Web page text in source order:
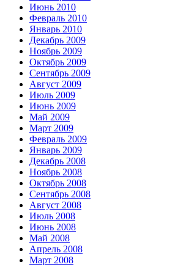
Июнь 2010
Февраль 2010
Январь 2010
Декабрь 2009
Ноябрь 2009
Октябрь 2009
Сентябрь 2009
Август 2009
Июль 2009
Июнь 2009
Май 2009
Март 2009
Февраль 2009
Январь 2009
Декабрь 2008
Ноябрь 2008
Октябрь 2008
Сентябрь 2008
Август 2008
Июль 2008
Июнь 2008
Май 2008
Апрель 2008
Март 2008